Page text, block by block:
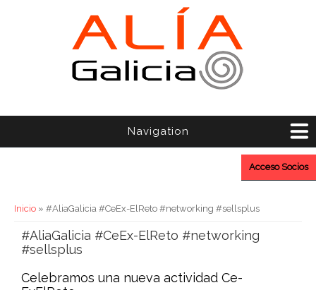
Navigation
Acceso Socios
Usted está aquí
Inicio » #AliaGalicia #CeEx-ElReto #networking #sellsplus
#AliaGalicia #CeEx-ElReto #networking
#sellsplus
Celebramos una nueva actividad Ce-